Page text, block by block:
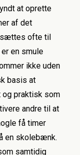
at oprette
af det
ofte til
en smule
ikke uden
basis at
og praktisk som
andre til at
få timer
en skolebænk.
samtidig